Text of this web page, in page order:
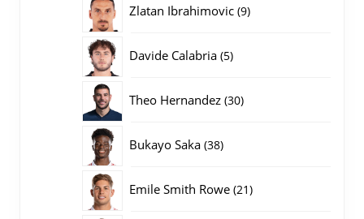
Zlatan Ibrahimovic 99
Davide Calabria 55
Theo Hernandez 3030
Bukayo Saka 3838
Emile Smith Rowe 2121